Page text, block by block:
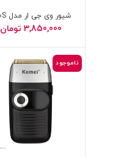
شیور وی جی ار مدل 640S
3,850,000 تومان
ناموجود